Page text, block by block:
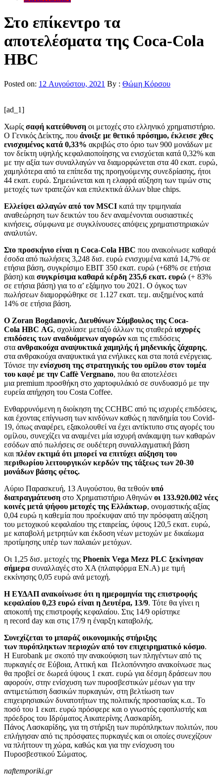
Στο επίκεντρο τα
αποτελέσματα της Coca-Cola
HBC
Posted on: 12 Αυγούστου, 2021 By : Θώμη Κόρσου
[ad_1]
Χωρίς σαφή κατεύθυνση οι μετοχές στο ελληνικό χρηματιστήριο.
Ο Γενικός Δείκτης, που άνοιξε με θετικό πρόσημο, έκλεισε χθες
ενισχυμένος κατά 0,33% ακριβώς στο όριο των 900 μονάδων με
τον δείκτη υψηλής κεφαλαιοποίησης να ενισχύεται κατά 0,32% και
με την αξία των συναλλαγών να διαμορφώνεται στα 40 εκατ. ευρώ,
χαμηλότερα από τα επίπεδα της προηγούμενης συνεδρίασης, ήτοι
44 εκατ. ευρώ. Σημειώνεται και η ελαφρά αύξηση των τιμών στις
μετοχές των τραπεζών και επιλεκτικά άλλων blue chips.
Ελλείψει αλλαγών από τον MSCI κατά την τριμηνιαία
αναθεώρηση των δεικτών του δεν αναμένονται ουσιαστικές
κινήσεις, σύμφωνα με συγκλίνουσες απόψεις χρηματιστηριακών
αναλυτών.
Στο προσκήνιο είναι η Coca-Cola HBC που ανακοίνωσε καθαρά
έσοδα από πωλήσεις 3,248 δισ. ευρώ ενισχυμένα κατά 14,7% σε
ετήσια βάση, συγκρίσιμο EBIT 350 εκατ. ευρώ (+68% σε ετήσια
βάση) και συγκρίσιμα καθαρά κέρδη 235,6 εκατ. ευρώ (+ 83%
σε ετήσια βάση) για το α’ εξάμηνο του 2021. Ο όγκος των
πωλήσεων διαμορφώθηκε σε 1.127 εκατ. τεμ. αυξημένος κατά
14% σε ετήσια βάση.
Ο Zoran Bogdanovic, Διευθύνων Σύμβουλος της Coca-
Cola HBC AG, σχολίασε μεταξύ άλλων τις σταθερά ισχυρές
επιδόσεις των αναδυόμενων αγορών και τις επιδόσεις
στα ανθρακούχα αναψυκτικά χαμηλής ή μηδενικής ζάχαρης,
στα ανθρακούχα αναψυκτικά για ενήλικες και στα ποτά ενέργειας.
Τόνισε την ενίσχυση της στρατηγικής του ομίλου στον τομέα
του καφέ με την Caffè Vergnano, που θα αποτελέσει
μια premium προσθήκη στο χαρτοφυλάκιό σε συνδυασμό με την
ευρεία απήχηση του Costa Coffee.
Ενθαρρυνόμενη η διοίκηση της CCHBC από τις ισχυρές επιδόσεις,
και έχοντας επίγνωση των κινδύνων καθώς η πανδημία του Covid-
19, όπως αναφέρει, εξακολουθεί να έχει αντίκτυπο στις αγορές του
ομίλου, συνεχίζει να αναμένει μία ισχυρή ανάκαμψη των καθαρών
εσόδων από πωλήσεις σε ουδέτερη συναλλαγματική βάση
και πλέον εκτιμά ότι μπορεί να επιτύχει αύξηση του
περιθωρίου λειτουργικών κερδών της τάξεως των 20-30
μονάδων βάσης φέτος.
Aύριο Παρασκευή, 13 Αυγούστου, θα τεθούν υπό
διαπραγμάτευση στο Χρηματιστήριο Αθηνών οι 133.920.002 νέες
κοινές μετά ψήφου μετοχές της Ελλάκτωρ, ονομαστικής αξίας
0,04 ευρώ η καθεμία που προέκυψαν από την πρόσφατη αύξηση
του μετοχικού κεφαλαίου της εταιρείας, ύψους 120,5 εκατ. ευρώ,
με καταβολή μετρητών και έκδοση νέων μετοχών με δικαίωμα
προτίμησης υπέρ των παλαιών μετόχων.
Οι 1,25 δισ. μετοχές της Phoenix Vega Mezz PLC ξεκίνησαν
σήμερα συναλλαγές στο ΧΑ (πλατφόρμα EN.A) με τιμή
εκκίνησης 0,05 ευρώ ανά μετοχή.
Η ΕΥΔΑΠ ανακοίνωσε ότι η ημερομηνία της επιστροφής
κεφαλαίου 0,23 ευρώ είναι η Δευτέρα, 13/9. Τότε θα γίνει η
αποκοπή της επιστροφής κεφαλαίου. Στις 14/9 ορίστηκε
η record day και στις 17/9 η έναρξη καταβολής.
Συνεχίζεται το μπαράζ οικονομικής στήριξης
των πυρόπληκτων περιοχών από τον επιχειρηματικό κόσμο.
Η Eurobank με σκοπό την ανακούφιση των πληγέντων από τις
πυρκαγιές σε Εύβοια, Αττική και Πελοπόννησο ανακοίνωσε πως
θα προβεί σε δωρεά ύψους 1 εκατ. ευρώ για δέσμη δράσεων που
αφορούν, στην ενίσχυση των πυροσβεστικών μέσων για την
αντιμετώπιση δασικών πυρκαγιών, στη βελτίωση των
επιχειρησιακών δυνατοτήτων της πολιτικής προστασίας κ.α.. Το
ποσό του 1 εκατ. ευρώ πρόσφερε και ο γνωστός εφοπλιστής και
πρόεδρος του Ιδρύματος Αικατερίνης Λασκαρίδη,
Πάνος Λασκαρίδης, για τη στήριξη των πυρόπληκτων πολιτών, που
επλήγησαν από τις πρόσφατες πυρκαγιές και οι οποίες συνεχίζουν
να πλήττουν τη χώρα, καθώς και για την ενίσχυση του
Πυροσβεστικού Σώματος.
naftemporiki.gr